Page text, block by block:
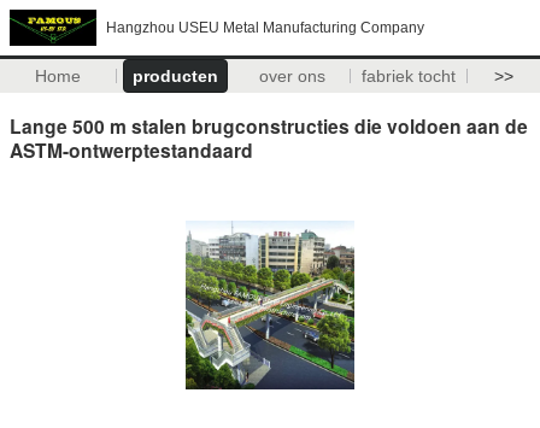
Hangzhou USEU Metal Manufacturing Company
Home producten over ons fabriek tocht >>
Lange 500 m stalen brugconstructies die voldoen aan de
ASTM-ontwerptestandaard